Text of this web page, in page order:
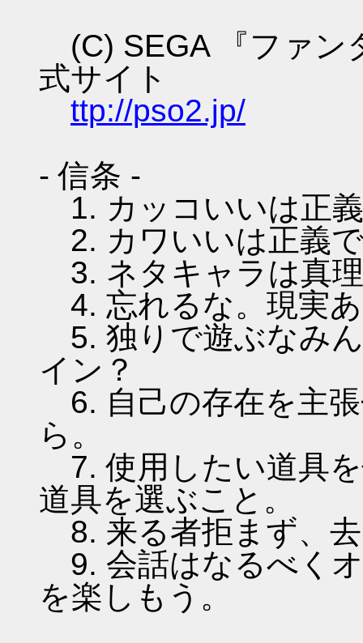
(C) SEGA 『ファン
式サイト
ttp://pso2.jp/
- 信条 -
1. カッコいいは正
2. カワいいは正義
3. ネタキャラは真
4. 忘れるな。現実
5. 独りで遊ぶなみ
イン？
6. 自己の存在を主
ら。
7. 使用したい道具
道具を選ぶこと。
8. 来る者拒まず、
9. 会話はなるべく
を楽しもう。